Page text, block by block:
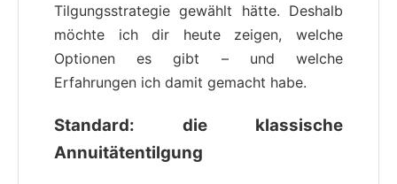
Tilgungsstrategie gewählt hätte. Deshalb
möchte ich dir heute zeigen, welche
Optionen es gibt – und welche
Erfahrungen ich damit gemacht habe.
Standard: die klassische
Annuitätentilgung